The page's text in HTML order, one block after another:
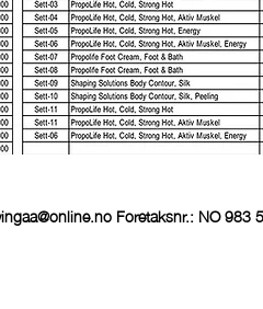
Foretaksnr.: NO 983